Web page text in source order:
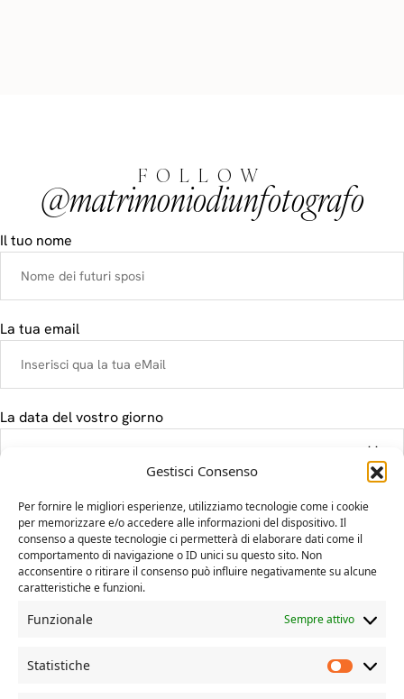
Gestisci Consenso
Per fornire le migliori esperienze, utilizziamo tecnologie come i cookie
per memorizzare e/o accedere alle informazioni del dispositivo. Il
consenso a queste tecnologie ci permetterà di elaborare dati come il
comportamento di navigazione o ID unici su questo sito. Non
acconsentire o ritirare il consenso può influire negativamente su alcune
caratteristiche e funzioni.
Funzionale Sempre attivo
Statistiche
FOLLOW
@matrimoniodiunfotografo
Il tuo nome
La tua email
La data del vostro giorno
Il tuo messaggio